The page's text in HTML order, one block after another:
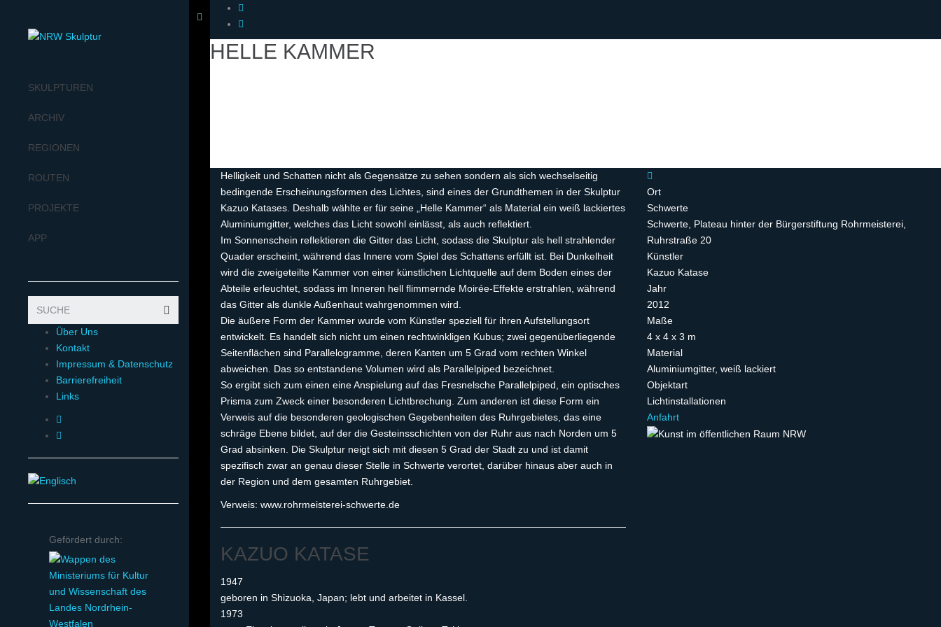
SKULPTUREN
ARCHIV
REGIONEN
ROUTEN
PROJEKTE
APP
Über Uns
Kontakt
Impressum & Datenschutz
Barrierefreiheit
Links
Gefördert durch:
HELLE KAMMER
Helligkeit und Schatten nicht als Gegensätze zu sehen sondern als sich wechselseitig
bedingende Erscheinungsformen des Lichtes, sind eines der Grundthemen in der Skulptur
Kazuo Katases. Deshalb wählte er für seine „Helle Kammer“ als Material ein weiß lackiertes
Aluminiumgitter, welches das Licht sowohl einlässt, als auch reflektiert.
Im Sonnenschein reflektieren die Gitter das Licht, sodass die Skulptur als hell strahlender
Quader erscheint, während das Innere vom Spiel des Schattens erfüllt ist. Bei Dunkelheit
wird die zweigeteilte Kammer von einer künstlichen Lichtquelle auf dem Boden eines der
Abteile erleuchtet, sodass im Inneren hell flimmernde Moirée-Effekte erstrahlen, während
das Gitter als dunkle Außenhaut wahrgenommen wird.
Die äußere Form der Kammer wurde vom Künstler speziell für ihren Aufstellungsort
entwickelt. Es handelt sich nicht um einen rechtwinkligen Kubus; zwei gegenüberliegende
Seitenflächen sind Parallelogramme, deren Kanten um 5 Grad vom rechten Winkel
abweichen. Das so entstandene Volumen wird als Parallelpiped bezeichnet.
So ergibt sich zum einen eine Anspielung auf das Fresnelsche Parallelpiped, ein optisches
Prisma zum Zweck einer besonderen Lichtbrechung. Zum anderen ist diese Form ein
Verweis auf die besonderen geologischen Gegebenheiten des Ruhrgebietes, das eine
schräge Ebene bildet, auf der die Gesteinsschichten von der Ruhr aus nach Norden um 5
Grad absinken. Die Skulptur neigt sich mit diesen 5 Grad der Stadt zu und ist damit
spezifisch zwar an genau dieser Stelle in Schwerte verortet, darüber hinaus aber auch in
der Region und dem gesamten Ruhrgebiet.
Verweis: www.rohrmeisterei-schwerte.de
KAZUO KATASE
1947
geboren in Shizuoka, Japan; lebt und arbeitet in Kassel.
1973
Ort
Schwerte
Schwerte, Plateau hinter der Bürgerstiftung Rohrmeisterei,
Ruhrstraße 20
Künstler
Kazuo Katase
Jahr
2012
Maße
4 x 4 x 3 m
Material
Aluminiumgitter, weiß lackiert
Objektart
Lichtinstallationen
Anfahrt